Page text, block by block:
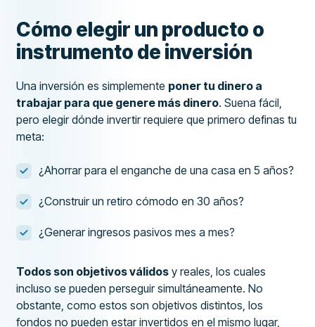
Cómo elegir un producto o
instrumento de inversión
Una inversión es simplemente poner tu dinero a
trabajar para que genere más dinero. Suena fácil,
pero elegir dónde invertir requiere que primero definas tu
meta:
¿Ahorrar para el enganche de una casa en 5 años?
¿Construir un retiro cómodo en 30 años?
¿Generar ingresos pasivos mes a mes?
Todos son objetivos válidos y reales, los cuales
incluso se pueden perseguir simultáneamente. No
obstante, como estos son objetivos distintos, los
fondos no pueden estar invertidos en el mismo lugar,